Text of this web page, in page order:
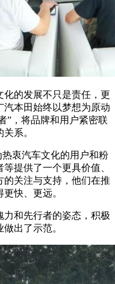
化的发展不只是责任，更
汽本田始终以梦想为原动
”，将品牌和用户紧密联
系。
热衷汽车文化的用户和粉
提供了一个更具价值、
关注与支持，他们在推
快、更远。
和先行者的姿态，积极
出了示范。